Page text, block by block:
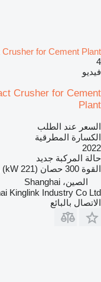
for Cement Plant
4
فيديو
Crusher for Cement
Plant
السعر عند الطلب
الكسارة المطرقية
2022
حالة المركبة جديد
القوة 300 حصان (221 kW)
الصين، Shanghai
Kinglink Industry Co Ltd
الاتصال بالبائع